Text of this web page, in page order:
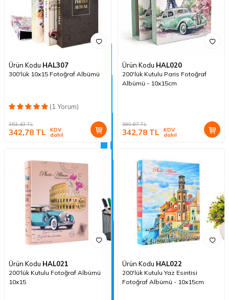
Ürün Kodu HAL307
300'lük 10x15 Fotoğraf Albümü
(1 Yorum)
353,43TL
342,78 TL KDV
dahil
Ürün Kodu HAL020
200'lük Kutulu Paris Fotoğraf
Albümü - 10x15cm
380,87TL
342,78 TL KDV
dahil
Ürün Kodu HAL021
200'lük Kutulu Fotoğraf Albümü
10x15
Ürün Kodu HAL022
200'lük Kutulu Yaz Esintisi
Fotoğraf Albümü - 10x15cm